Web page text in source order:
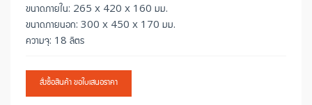
ขนาดภายใน: 265 x 420 x 160 มม.
ขนาดภายนอก: 300 x 450 x 170 มม.
ความจุ: 18 ลิตร
สั่งซื้อสินค้า ขอใบเสนอราคา